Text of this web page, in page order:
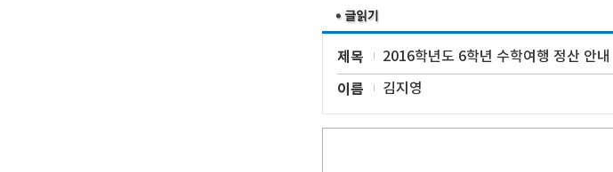
제목 2016학년도 6학년 수학여행 정산 안내
이름 김지영